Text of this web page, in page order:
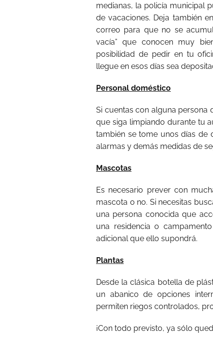
medianas, la policía municipal
de vacaciones. Deja también
correo para que no se
vacía” que conocen muy
posibilidad de pedir en tu
llegue en esos días sea
Personal doméstico
Si cuentas con alguna persona
que siga limpiando durante tu
también se tome unos días de
alarmas y demás medidas de
Mascotas
Es necesario prever con
mascota o no. Si necesitas
una persona conocida que
una residencia o
adicional que ello supondrá.
Plantas
Desde la clásica botella de
un abanico de opciones
permiten riegos controlados,
¡Con todo previsto, ya sólo